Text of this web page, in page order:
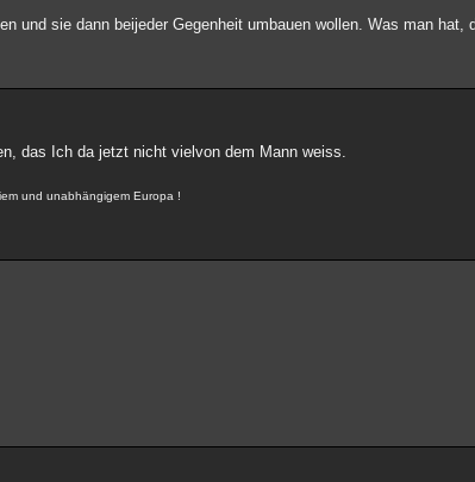
und sie dann beijeder Gegenheit umbauen wollen. Was man hat,
das Ich da jetzt nicht vielvon dem Mann weiss.
und unabhängigem Europa !